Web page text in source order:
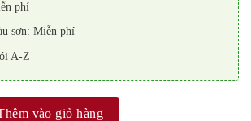
phí
sơn: Miễn phí
A-Z
vào giỏ hàng